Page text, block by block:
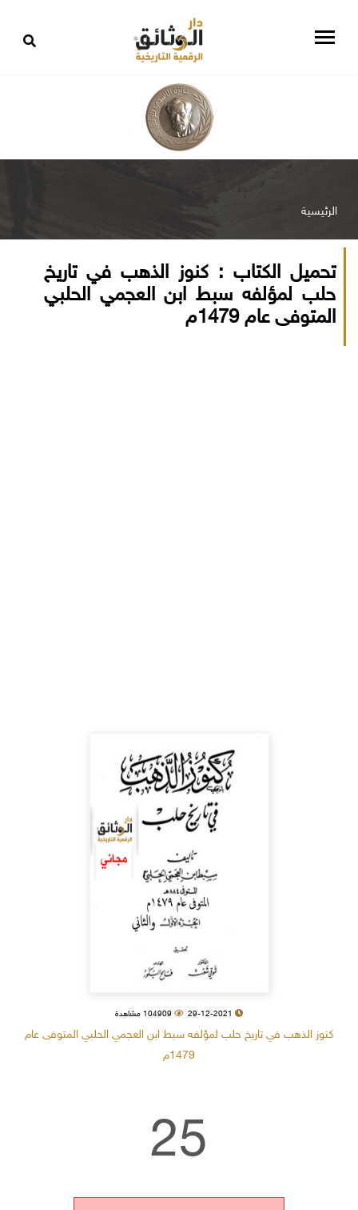
الرئيسية
تحميل الكتاب : كنوز الذهب في تاريخ
حلب لمؤلفه سبط ابن العجمي الحلبي
المتوفى عام 1479م
29-12-2021 104909 مشاهدة
كنوز الذهب في تاريخ حلب لمؤلفه سبط ابن العجمي الحلبي المتوفى عام
1479م
25